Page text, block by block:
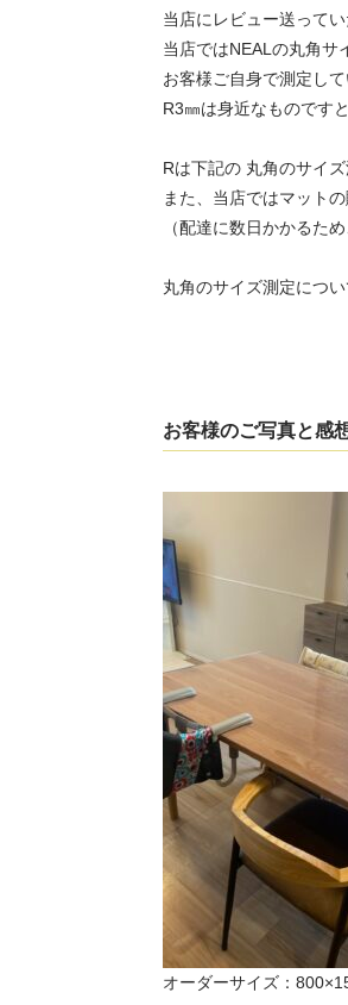
当店にレビュー送って
当店ではNEALの丸角サ
お客様ご自身で測定し
R3㎜は身近なものです
Rは下記の 丸角のサイ
また、当店ではマット
（配達に数日かかるた
丸角のサイズ測定につ
お客様のご写真と感
オーダーサイズ：